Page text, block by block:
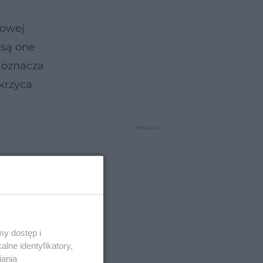
one
dostęp i
identyfikatory,